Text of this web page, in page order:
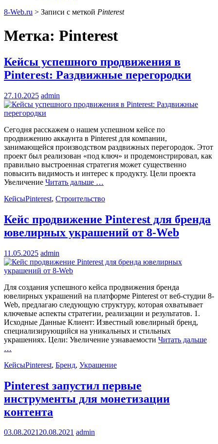
8-Web.ru > Записи с меткой Pinterest
Метка: Pinterest
Кейсы успешного продвижения в
Pinterest: Раздвижные перегородки
27.10.2025 admin
Сегодня расскажем о нашем успешном кейсе по
продвижению аккаунта в Pinterest для компании,
занимающейся производством раздвижных перегородок. Этот
проект был реализован «под ключ» и продемонстрировал, как
правильно выстроенная стратегия может существенно
повысить видимость и интерес к продукту. Цели проекта
Увеличение Читать дальше …
КейсыPinterest, Строительство
Кейс продвижение Pinterest для бренда
ювелирных украшений от 8-Web
11.05.2025 admin
Для создания успешного кейса продвижения бренда
ювелирных украшений на платформе Pinterest от веб-студии 8-
Web, предлагаю следующую структуру, которая охватывает
ключевые аспекты стратегии, реализации и результатов. 1.
Исходные Данные Клиент: Известный ювелирный бренд,
специализирующийся на уникальных и стильных
украшениях. Цели: Увеличение узнаваемости Читать дальше
…
КейсыPinterest, Бренд, Украшение
Pinterest запустил первые
инструменты для монетизации
контента
03.08.202120.08.2021 admin